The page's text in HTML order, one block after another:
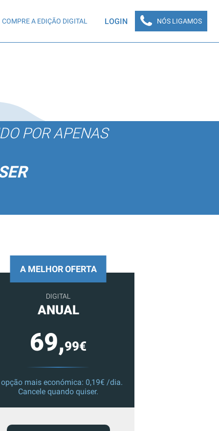
COMPRE A EDIÇÃO DIGITAL LOGIN NÓS LIGAMOS
POR APENAS
A MELHOR OFERTA
DIGITAL
ANUAL
69,99€
mais económica: 0,19€ /dia.
Cancele quando quiser.